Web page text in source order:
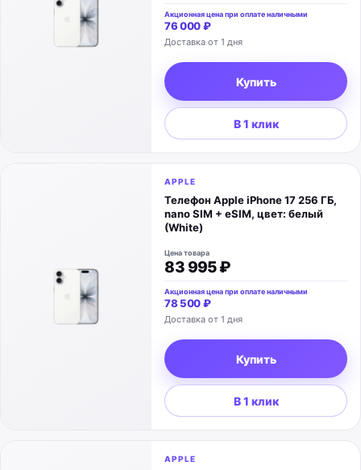
Акционная цена при оплате наличными
76 000 ₽
Доставка от 1 дня
Купить
В 1 клик
APPLE
Телефон Apple iPhone 17 256 ГБ,
nano SIM + eSIM, цвет: белый
(White)
Цена товара
83 995 ₽
Акционная цена при оплате наличными
78 500 ₽
Доставка от 1 дня
Купить
В 1 клик
APPLE